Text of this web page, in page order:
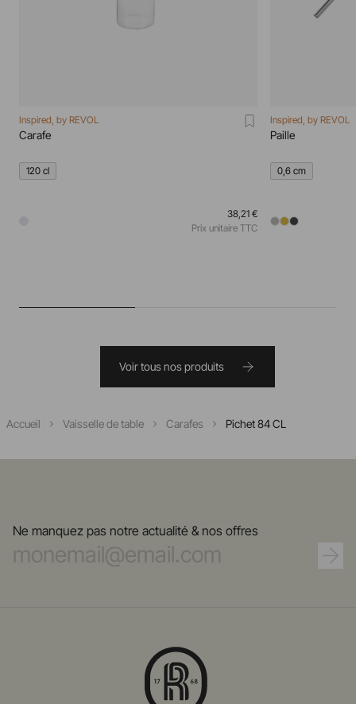
Inspired, by REVOL
Carafe
120 cl
38,21 €
Prix unitaire TTC
Inspired, by REVOL
Paille
0,6 cm
Voir tous nos produits
Accueil Vaisselle de table Carafes Pichet 84 CL
Ne manquez pas notre actualité & nos offres